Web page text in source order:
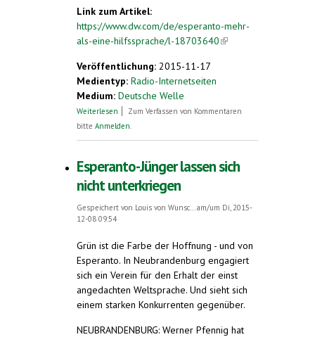
Link zum Artikel:
https://www.dw.com/de/esperanto-mehr-
als-eine-hilfssprache/l-18703640(link is
Veröffentlichung: 2015-11-17
Medientyp: Radio-Internetseiten
Medium: Deutsche Welle
Weiterlesen über Esperanto – mehr als eine
Zum Verfassen von Kommentaren
bitte Anmelden.
Esperanto-Jünger lassen sich
nicht unterkriegen
Gespeichert von Louis von Wunsc...
am/um Di, 2015-
12-08 09:54
Grün ist die Farbe der Hoffnung - und von
Esperanto. In Neubrandenburg engagiert
sich ein Verein für den Erhalt der einst
angedachten Weltsprache. Und sieht sich
einem starken Konkurrenten gegenüber.
NEUBRANDENBURG: Werner Pfennig hat